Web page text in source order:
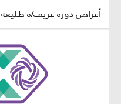
أغراض دورة عريف/ة طليعة